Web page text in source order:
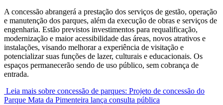
A concessão abrangerá a prestação dos serviços de gestão, operação
e manutenção dos parques, além da execução de obras e serviços de
engenharia. Estão previstos investimentos para requalificação,
modernização e maior acessibilidade das áreas, novos atrativos e
instalações, visando melhorar a experiência de visitação e
potencializar suas funções de lazer, culturais e educacionais. Os
espaços permanecerão sendo de uso público, sem cobrança de
entrada.
Leia mais sobre concessão de parques: Projeto de concessão do
Parque Mata da Pimenteira lança consulta pública